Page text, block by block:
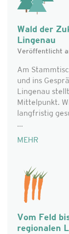
Wald der
Lingenau
Veröffentlicht
Am
und ins
Lingenau
Mittelpunkt.
langfristig
...
MEHR
Vom Feld
regionalen